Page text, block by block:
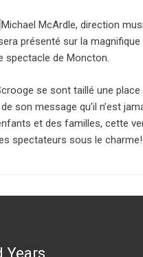
McArdle, direction
présenté sur la magnifique
spectacle de Moncton.
se sont taillé une
son message qu’il n’est
et des familles, cette
spectateurs sous le charme!
Years